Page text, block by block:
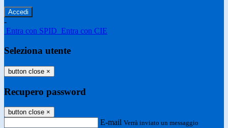
-
Entra con SPID Entra con CIE
Seleziona utente
button close ×
Recupero password
button close ×
E-mail Verrà inviato un messaggio